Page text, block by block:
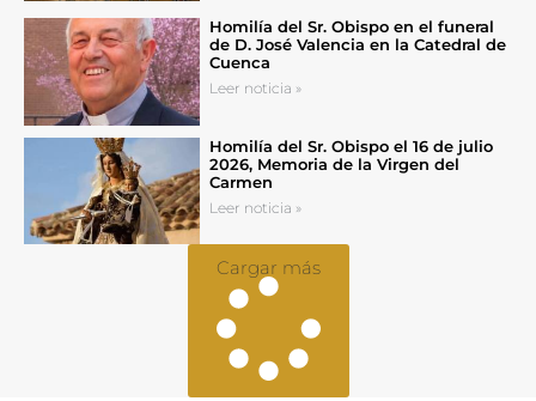
Homilía del Sr. Obispo en el funeral
de D. José Valencia en la Catedral de
Cuenca
Leer noticia »
Homilía del Sr. Obispo el 16 de julio
2026, Memoria de la Virgen del
Carmen
Leer noticia »
Cargar más